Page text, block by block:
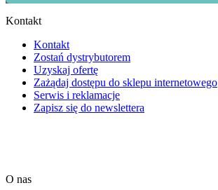
Kontakt
Kontakt
Zostań dystrybutorem
Uzyskaj ofertę
Zażądaj dostępu do sklepu internetowego
Serwis i reklamacje
Zapisz się do newslettera
O nas